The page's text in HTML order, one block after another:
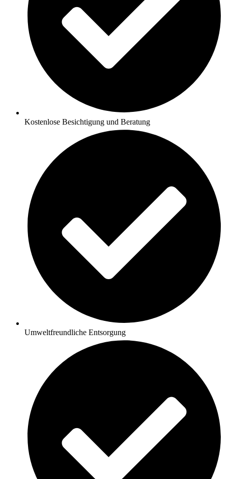
Kostenlose Besichtigung und Beratung
Umweltfreundliche Entsorgung